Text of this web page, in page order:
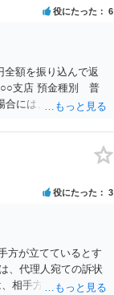
役にたった 6
全額を振り込んで返
支店 預金種別 普
には、貴殿には任
訴訟に要する費用そ
添えます。 本件は、
は何ら影響を及ぼす
もって速やかに返金
役にたった 3
方が立てているとす
、代理人宛ての訴状
相手方（被告）の住